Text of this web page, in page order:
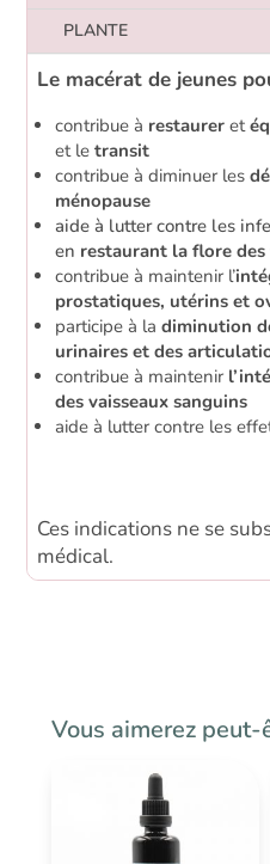
PLANTE
Le macérat de jeunes
contribue à restaurer et
et letransit
contribue à diminuer les
ménopause
aide à lutter contre les
en restaurant la flore
contribue à maintenir l’
prostatiques, utérins et
participe à ladiminution
urinaires et des
contribue à maintenir
des vaisseaux sanguins
aide à lutter contre les
Ces indications ne se
médical.
Vous aimerez